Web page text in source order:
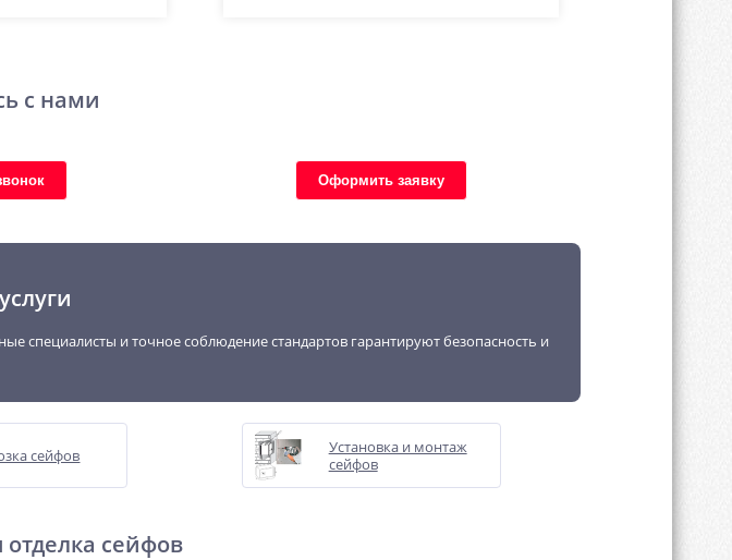
с нами
Оформить заявку
специалисты и точное соблюдение стандартов гарантируют безопасность и
сейфов
Установка и монтаж
сейфов
сейфов